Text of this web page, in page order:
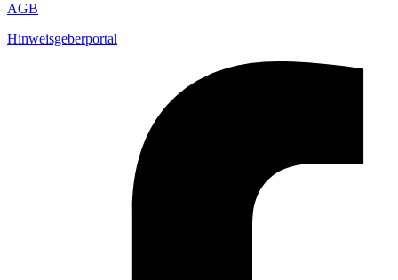
AGB
Hinweisgeberportal